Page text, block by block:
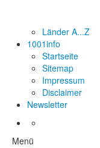
Länder A...Z
1001info
Startseite
Sitemap
Impressum
Disclaimer
Newsletter
Menü